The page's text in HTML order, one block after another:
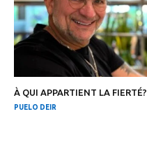
À QUI APPARTIENT LA FIERTÉ?
PUELO DEIR